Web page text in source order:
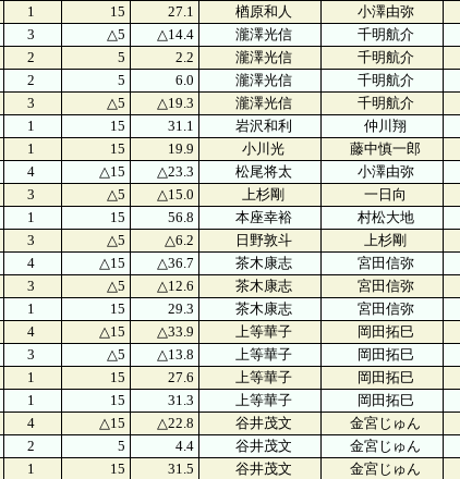
1 15 27.1 楢原和人 小澤由弥
3 △5 △14.4 瀧澤光信 千明航介
2 5 2.2 瀧澤光信 千明航介
2 5 6.0 瀧澤光信 千明航介
3 △5 △19.3 瀧澤光信 千明航介
1 15 31.1 岩沢和利 仲川翔
1 15 19.9 小川光 藤中慎一郎
4 △15 △23.3 松尾将太 小澤由弥
3 △5 △15.0 上杉剛 一日向
1 15 56.8 本座幸裕 村松大地
3 △5 △6.2 日野敦斗 上杉剛
4 △15 △36.7 茶木康志 宮田信弥
3 △5 △12.6 茶木康志 宮田信弥
1 15 29.3 茶木康志 宮田信弥
4 △15 △33.9 上等華子 岡田拓巳
3 △5 △13.8 上等華子 岡田拓巳
1 15 27.6 上等華子 岡田拓巳
1 15 31.3 上等華子 岡田拓巳
4 △15 △22.8 谷井茂文 金宮じゅん
2 5 4.4 谷井茂文 金宮じゅん
1 15 31.5 谷井茂文 金宮じゅん